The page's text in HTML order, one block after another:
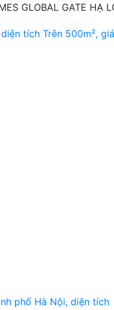
GLOBAL GATE HẠ